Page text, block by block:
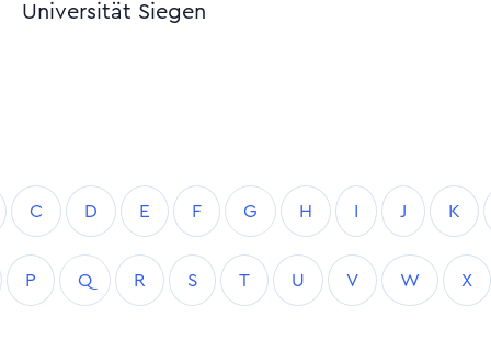
Universität Siegen
C D E F G H I J K
P Q R S T U V W X